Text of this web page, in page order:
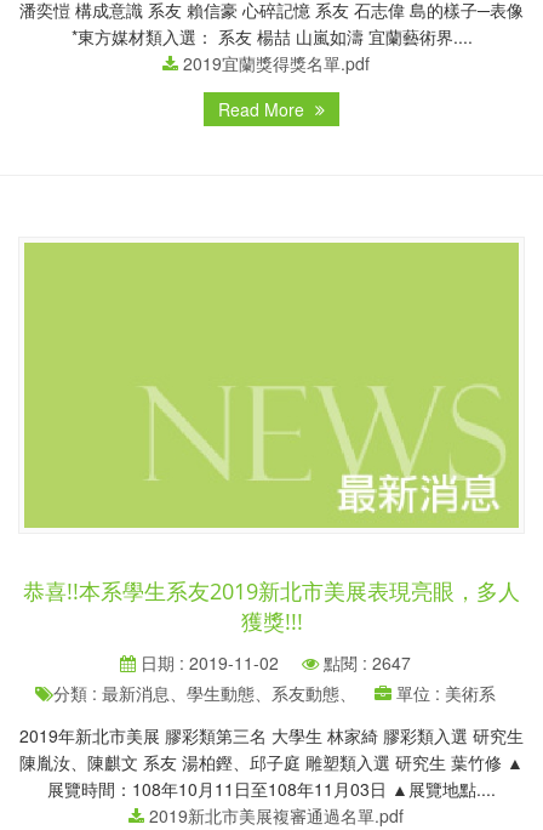
潘奕愷 構成意識 系友 賴信豪 心碎記憶 系友 石志偉 島的樣子─表像
*東方媒材類入選： 系友 楊喆 山嵐如濤 宜蘭藝術界....
2019宜蘭獎得獎名單.pdf
Read More
恭喜!!本系學生系友2019新北市美展表現亮眼，多人
獲獎!!!
日期 : 2019-11-02
點閱 : 2647
分類 : 最新消息、學生動態、系友動態、
單位 : 美術系
2019年新北市美展 膠彩類第三名 大學生 林家綺 膠彩類入選 研究生
陳胤汝、陳麒文 系友 湯柏鏗、邱子庭 雕塑類入選 研究生 葉竹修 ▲
展覽時間：108年10月11日至108年11月03日 ▲展覽地點....
2019新北市美展複審通過名單.pdf